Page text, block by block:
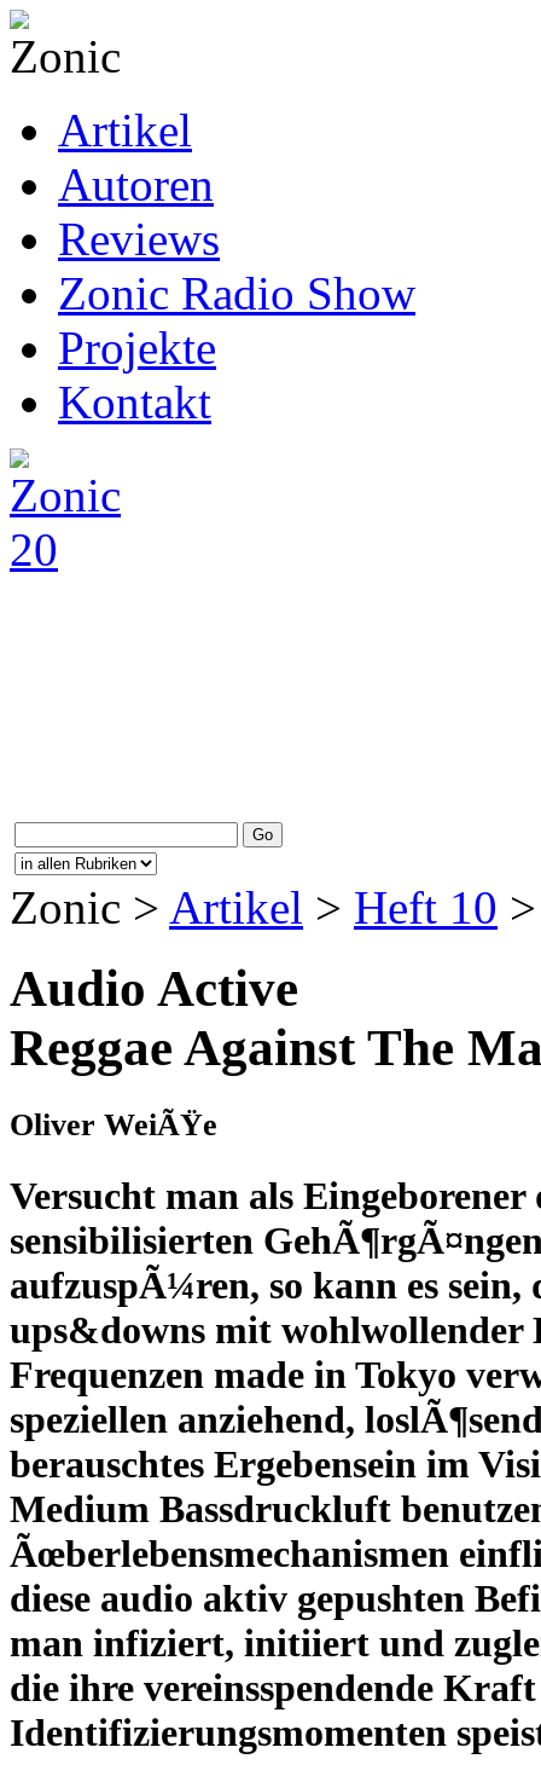
Artikel
Autoren
Reviews
Zonic Radio Show
Projekte
Kontakt
Zonic > Artikel > Heft 10
Audio Active
Reggae Against The
Oliver WeiÃŸe
Versucht man als Eingeborener
sensibilisierten
aufzuspÃ¼ren, so kann es
ups&downs mit
Frequenzen made in Tokyo
speziellen anziehend,
berauschtes Ergebensein im
Medium Bassdruckluft
Ãœberlebensmechanismen
diese audio aktiv gepushten
man infiziert, initiiert und
die ihre vereinsspendende
Identifizierungsmomenten